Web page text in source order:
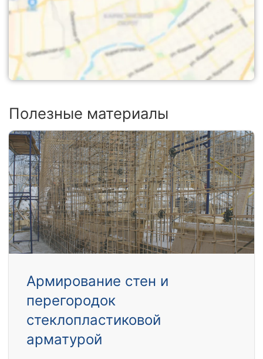
Полезные материалы
Армирование стен и
перегородок
стеклопластиковой
арматурой